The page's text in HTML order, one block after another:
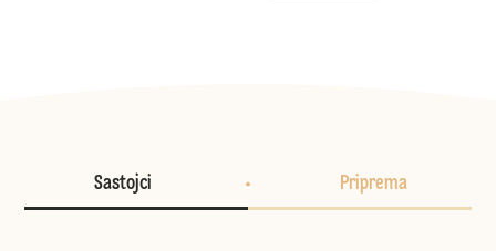
Sastojci Priprema